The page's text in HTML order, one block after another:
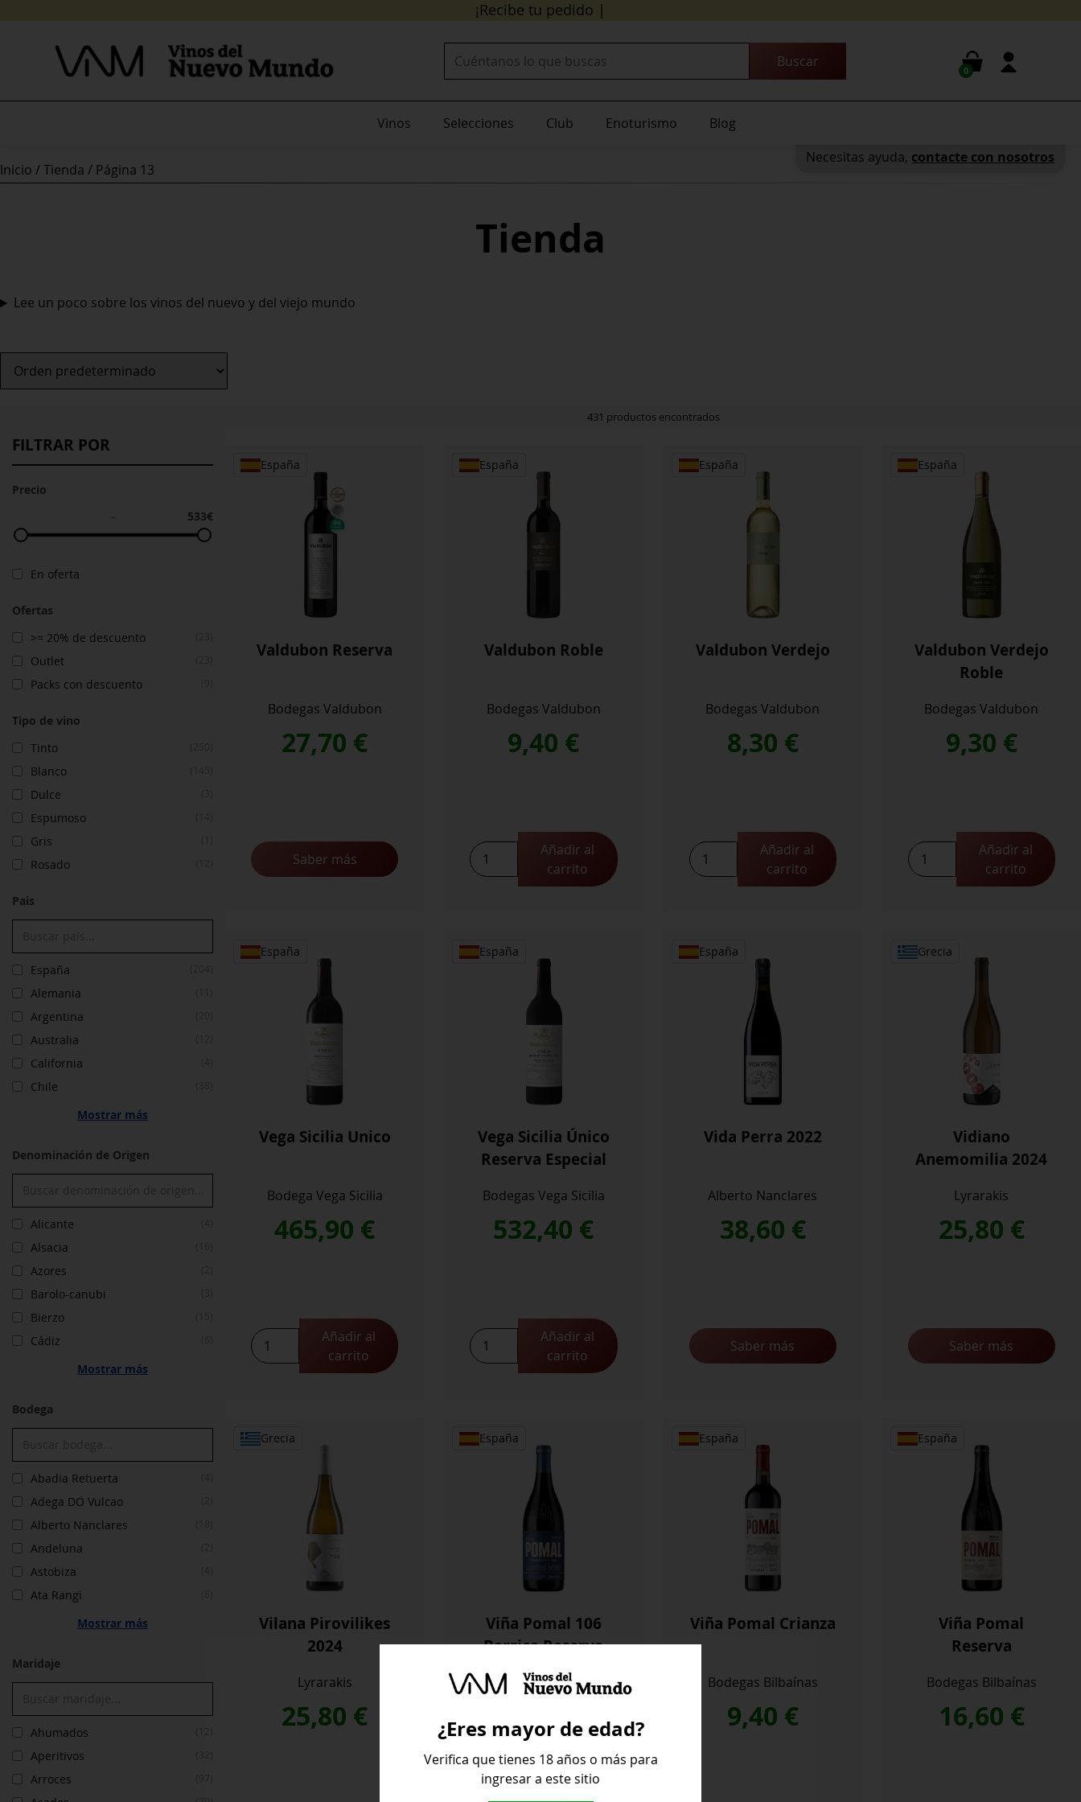
¡Recibe tu pedido en24/48 horas
0
Vinos Selecciones Club Enoturismo Blog
Inicio /Tienda / Página 13
Tienda
Lee un poco sobre los vinos del nuevo y del viejo mundo
431 productos encontrados
España
Valdubon Reserva
Bodegas Valdubon
27,70 €
Saber más
España
Valdubon Roble
Bodegas Valdubon
9,40 €
Valdubon
Roble
cantidad
Añadir al
carrito
España
Valdubon Verdejo
Bodegas Valdubon
8,30 €
Valdubon
Verdejo
cantidad
Añadir al
carrito
España
Valdubon Verdejo
Roble
Bodegas Valdubon
9,30 €
Valdubon
Verdejo
Añadir al
carrito
España
Vega Sicilia Unico
Bodega Vega Sicilia
465,90 €
Vega
Sicilia
Añadir al
carrito
España
Vega Sicilia Único
Reserva Especial
Bodegas Vega Sicilia
532,40 €
Añadir al
carrito
España
Vida Perra 2022
Alberto Nanclares
38,60 €
Saber más
Grecia
Vidiano
Anemomilia 2024
Lyrarakis
25,80 €
Saber más
Grecia
Vilana Pirovilikes
2024
Lyrarakis
25,80 €
España
Viña Pomal 106
Barrica Reserva
Bodegas Bilbaínas
18,30€
España
Viña Pomal Crianza
Bodegas Bilbaínas
9,40 €
España
Viña Pomal
Reserva
Bodegas Bilbaínas
16,60 €
FILTRAR POR
Precio
533€
En oferta
Ofertas
>= 20% de descuento
Outlet
Packs con descuento
Tipo de vino
Tinto
Blanco
Dulce
Espumoso
Gris
Rosado
Pais
España
Alemania
Argentina
Australia
California
Chile
Mostrar más
Denominación de Origen
Alicante
Alsacia
Azores
Barolo-canubi
Bierzo
Cádiz
Mostrar más
Bodega
Abadia Retuerta
Adega DO Vulcao
Alberto Nanclares
Andeluna
Astobiza
Ata Rangi
Mostrar más
Maridaje
Ahumados
Aperitivos
Arroces
Necesitas ayuda, contacte con nosotros
¿Eres mayor de edad?
Verifica que tienes 18 años o más para
ingresar a este sitio